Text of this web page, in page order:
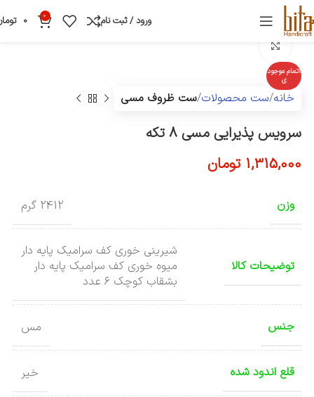
ورود / ثبت نام 0
0
اتمام موجود
ی
خانه ست محصولات ست ظروف مسی
سرویس پذیرایی مسی 8 تکه
1,315,000 تومان
وزن 2412 گرم
توضیحات کالا
شیرینی خوری کف سرامیک پایه دار
میوه خوری کف سرامیک پایه دار
بشقاب کوچک ۶ عدد
جنس مس
قلع اندود شده خیر